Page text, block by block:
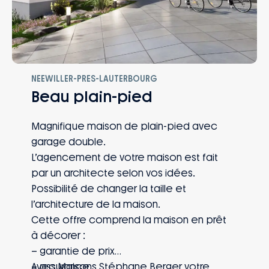
NEEWILLER-PRES-LAUTERBOURG
Beau plain-pied
Magnifique maison de plain-pied avec
garage double.
L’agencement de votre maison est fait
par un architecte selon vos idées.
Possibilité de changer la taille et
l’architecture de la maison.
Cette offre comprend la maison en prêt
à décorer :
– garantie de prix